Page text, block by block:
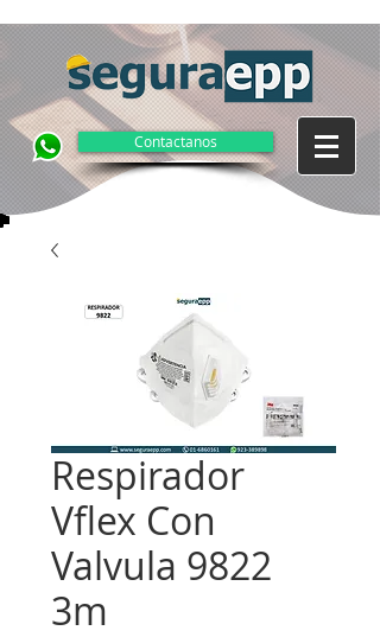
Contactanos
Respirador
Vflex Con
Valvula 9822
3m